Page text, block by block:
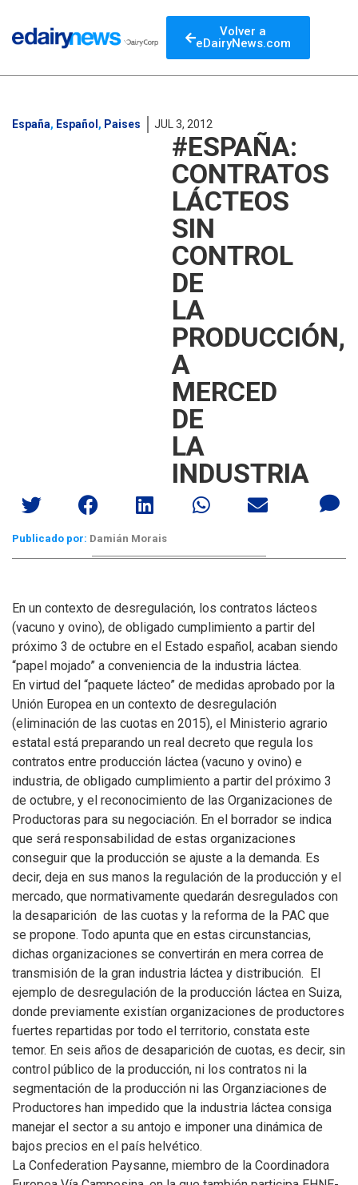
Volver a
eDairyNews.com
España, Español , Paises JUL 3, 2012
#ESPAÑA:
CONTRATOS
LÁCTEOS
SIN
CONTROL
DE
LA
PRODUCCIÓN,
A
MERCED
DE
LA
INDUSTRIA
Publicado por: Damián Morais
En un contexto de desregulación, los contratos lácteos
(vacuno y ovino), de obligado cumplimiento a partir del
próximo 3 de octubre en el Estado español, acaban siendo
“papel mojado” a conveniencia de la industria láctea.
En virtud del “paquete lácteo” de medidas aprobado por la
Unión Europea en un contexto de desregulación
(eliminación de las cuotas en 2015), el Ministerio agrario
estatal está preparando un real decreto que regula los
contratos entre producción láctea (vacuno y ovino) e
industria, de obligado cumplimiento a partir del próximo 3
de octubre, y el reconocimiento de las Organizaciones de
Productoras para su negociación. En el borrador se indica
que será responsabilidad de estas organizaciones
conseguir que la producción se ajuste a la demanda. Es
decir, deja en sus manos la regulación de la producción y el
mercado, que normativamente quedarán desregulados con
la desaparición de las cuotas y la reforma de la PAC que
se propone. Todo apunta que en estas circunstancias,
dichas organizaciones se convertirán en mera correa de
transmisión de la gran industria láctea y distribución. El
ejemplo de desregulación de la producción láctea en Suiza,
donde previamente existían organizaciones de productores
fuertes repartidas por todo el territorio, constata este
temor. En seis años de desaparición de cuotas, es decir, sin
control público de la producción, ni los contratos ni la
segmentación de la producción ni las Organziaciones de
Productores han impedido que la industria láctea consiga
manejar el sector a su antojo e imponer una dinámica de
bajos precios en el país helvético.
La Confederation Paysanne, miembro de la Coordinadora